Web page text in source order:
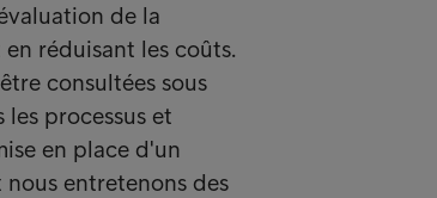
de la
réduisant les coûts.
consultées sous
processus et
en place d'un
entretenons des